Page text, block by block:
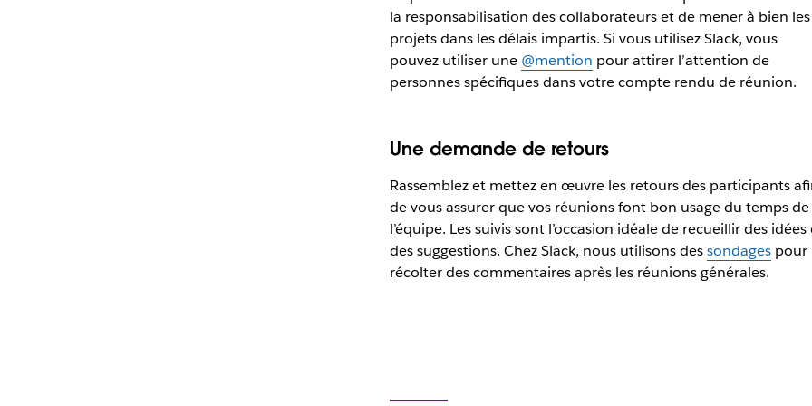
la responsabilisation des collaborateurs et de mener à bien les
projets dans les délais impartis. Si vous utilisez Slack, vous
pouvez utiliser une @mention pour attirer l’attention de
personnes spécifiques dans votre compte rendu de réunion.
Une demande de retours
Rassemblez et mettez en œuvre les retours des participants
de vous assurer que vos réunions font bon usage du temps de
l’équipe. Les suivis sont l’occasion idéale de recueillir des idées
des suggestions. Chez Slack, nous utilisons dessondagespour
récolter des commentaires après les réunions générales.